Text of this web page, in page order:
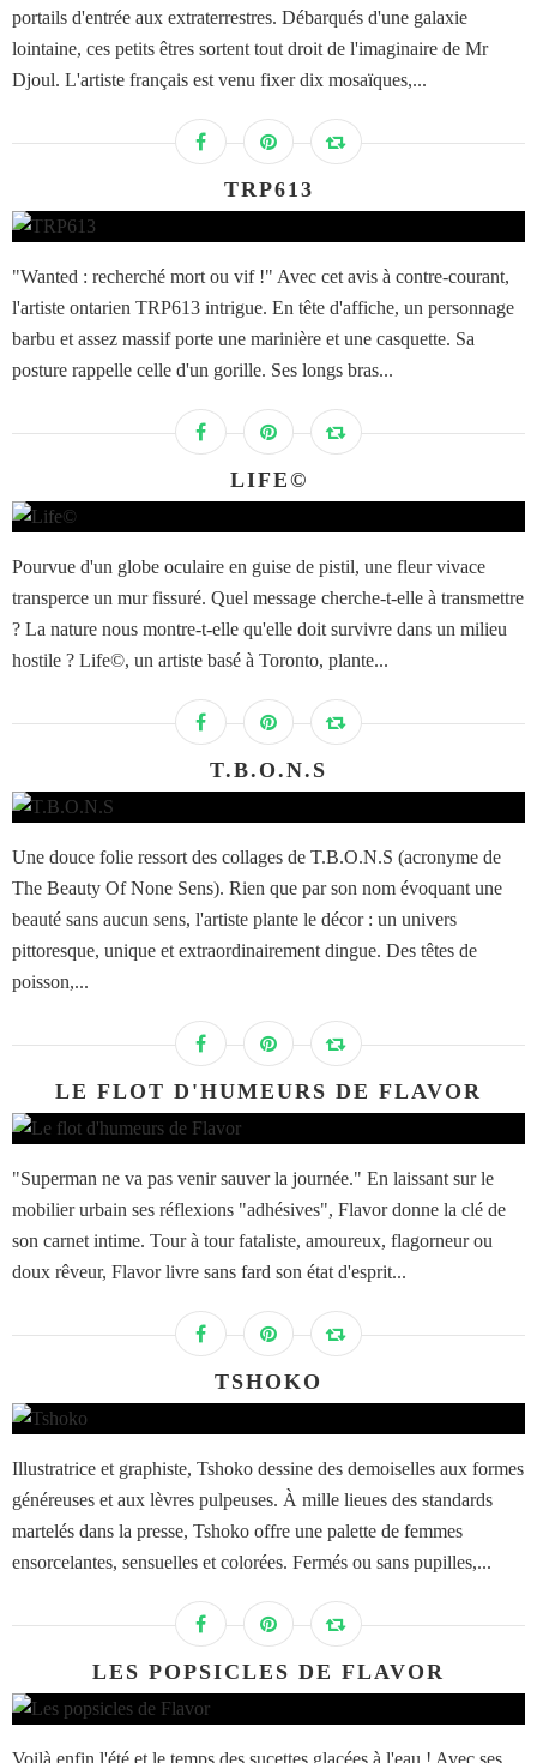
portails d'entrée aux extraterrestres. Débarqués d'une galaxie
lointaine, ces petits êtres sortent tout droit de l'imaginaire de Mr
Djoul. L'artiste français est venu fixer dix mosaïques,...
TRP613
"Wanted : recherché mort ou vif !" Avec cet avis à contre-courant,
l'artiste ontarien TRP613 intrigue. En tête d'affiche, un personnage
barbu et assez massif porte une marinière et une casquette. Sa
posture rappelle celle d'un gorille. Ses longs bras...
LIFE©
Pourvue d'un globe oculaire en guise de pistil, une fleur vivace
transperce un mur fissuré. Quel message cherche-t-elle à transmettre
? La nature nous montre-t-elle qu'elle doit survivre dans un milieu
hostile ? Life©, un artiste basé à Toronto, plante...
T.B.O.N.S
Une douce folie ressort des collages de T.B.O.N.S (acronyme de
The Beauty Of None Sens). Rien que par son nom évoquant une
beauté sans aucun sens, l'artiste plante le décor : un univers
pittoresque, unique et extraordinairement dingue. Des têtes de
poisson,...
LE FLOT D'HUMEURS DE FLAVOR
"Superman ne va pas venir sauver la journée." En laissant sur le
mobilier urbain ses réflexions "adhésives", Flavor donne la clé de
son carnet intime. Tour à tour fataliste, amoureux, flagorneur ou
doux rêveur, Flavor livre sans fard son état d'esprit...
TSHOKO
Illustratrice et graphiste, Tshoko dessine des demoiselles aux formes
généreuses et aux lèvres pulpeuses. À mille lieues des standards
martelés dans la presse, Tshoko offre une palette de femmes
ensorcelantes, sensuelles et colorées. Fermés ou sans pupilles,...
LES POPSICLES DE FLAVOR